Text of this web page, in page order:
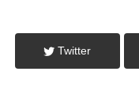
Twitter